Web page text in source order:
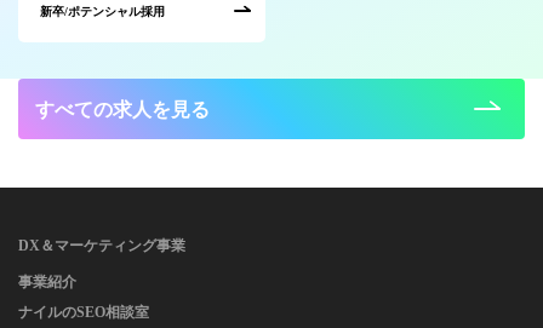
新卒/ポテンシャル採用
すべての求人を見る
DX＆マーケティング事業
事業紹介
ナイルのSEO相談室